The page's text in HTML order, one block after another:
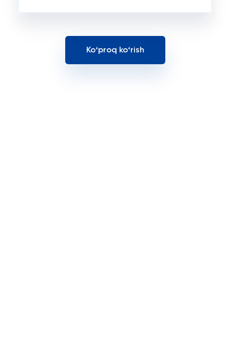
Koʻproq koʻrish